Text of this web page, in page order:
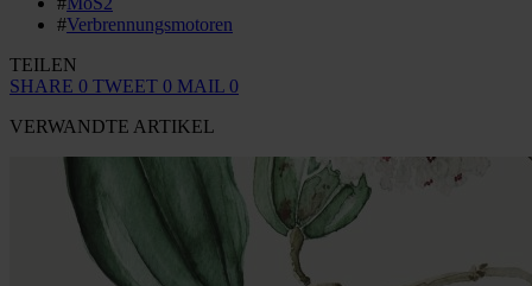
#Verbrennungsmotoren
TEILEN
SHARE 0 TWEET 0 MAIL 0
VERWANDTE ARTIKEL